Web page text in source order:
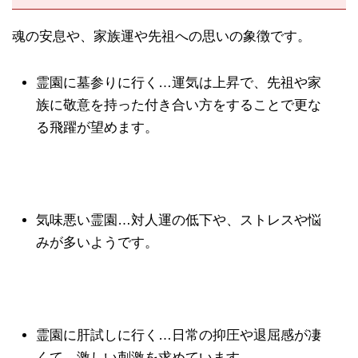
魂の安息や、家族運や先祖への思いの象徴です。
霊園に墓参りに行く…運気は上昇で、先祖や家
族に敬意を持った付き合い方をすることで更な
る飛躍が望めます。
気味悪い霊園…対人運の低下や、ストレスや悩
みが多いようです。
霊園に肝試しに行く…日常の抑圧や退屈感が凄